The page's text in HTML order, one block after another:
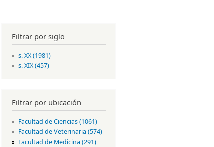
Filtrar por siglo
s. XX (1981)Apply s. XX filter
s. XIX (457)Apply s. XIX filter
Filtrar por ubicación
Facultad de Ciencias (1061)Apply
Faculta
Facultad de Veterinaria (574)Apply
Facultad de Medicina (291)Apply